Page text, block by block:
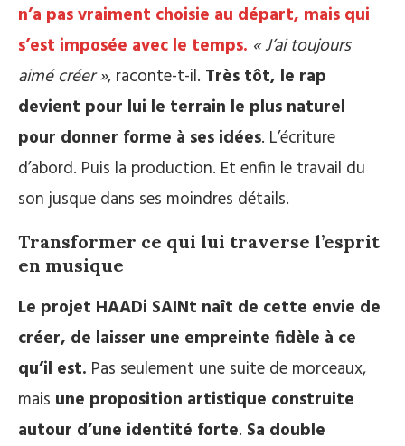
n’a pas vraiment choisie au départ, mais qui
s’est imposée avec le temps. « J’ai toujours
aimé créer », raconte-t-il. Très tôt, le rap
devient pour lui le terrain le plus naturel
pour donner forme à ses idées. L’écriture
d’abord. Puis la production. Et enfin le travail du
son jusque dans ses moindres détails.
Transformer ce qui lui traverse l’esprit
en musique
Le projet HAADi SAINt naît de cette envie de
créer, de laisser une empreinte fidèle à ce
qu’il est. Pas seulement une suite de morceaux,
mais une proposition artistique construite
autour d’une identité forte. Sa double